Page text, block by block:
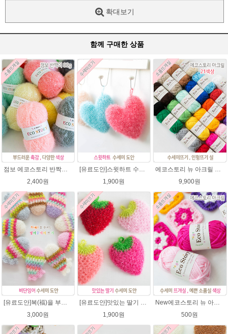
확대보기
함께 구매한 상품
점보 에코스토리 반짝이 80g 대용량 수세미뜨기 뜨개실 친환경소품 뜨개질실//웰빙수세미실/반짝이수세미실/반짝이뜨개실/ 수세미실/대용량수세미/빤짝이실
2,400원
[유료도안]스윗하트 수세미뜨기 도안(수세미실은 옵션에서 추가구매 가능)예쁜수세미뜨기/빤짝이 수세미실/웰빙수세미실/고급수세미실/하트뜨기 반짝이수세미 하트수세미
1,900원
에코스토리 뉴 아크릴 21색상(전색상) 1세트 / 수세미실 인형제작 뜨개실 친환경소품 뜨개질실 아크릴수세미실
9,900원
3,000원
1,900원
500원